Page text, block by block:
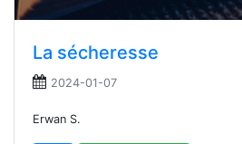
La sécheresse
2024-01-07
Erwan S.